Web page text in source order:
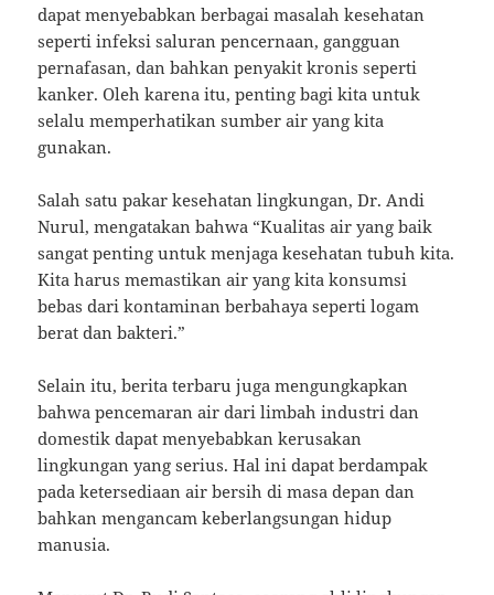
dapat menyebabkan berbagai masalah kesehatan
seperti infeksi saluran pencernaan, gangguan
pernafasan, dan bahkan penyakit kronis seperti
kanker. Oleh karena itu, penting bagi kita untuk
selalu memperhatikan sumber air yang kita
gunakan.
Salah satu pakar kesehatan lingkungan, Dr. Andi
Nurul, mengatakan bahwa “Kualitas air yang baik
sangat penting untuk menjaga kesehatan tubuh kita.
Kita harus memastikan air yang kita konsumsi
bebas dari kontaminan berbahaya seperti logam
berat dan bakteri.”
Selain itu, berita terbaru juga mengungkapkan
bahwa pencemaran air dari limbah industri dan
domestik dapat menyebabkan kerusakan
lingkungan yang serius. Hal ini dapat berdampak
pada ketersediaan air bersih di masa depan dan
bahkan mengancam keberlangsungan hidup
manusia.